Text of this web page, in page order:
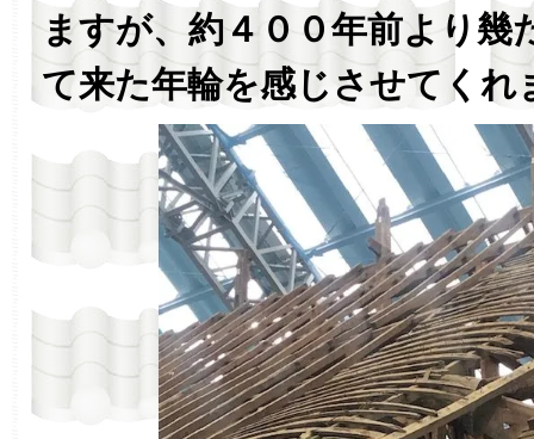
ますが、約４００年前より幾
て来た年輪を感じさせてくれ